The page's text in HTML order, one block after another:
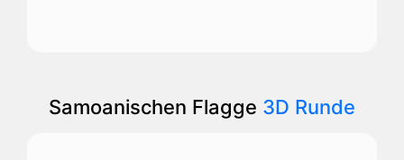
Samoanischen Flagge 3D Runde